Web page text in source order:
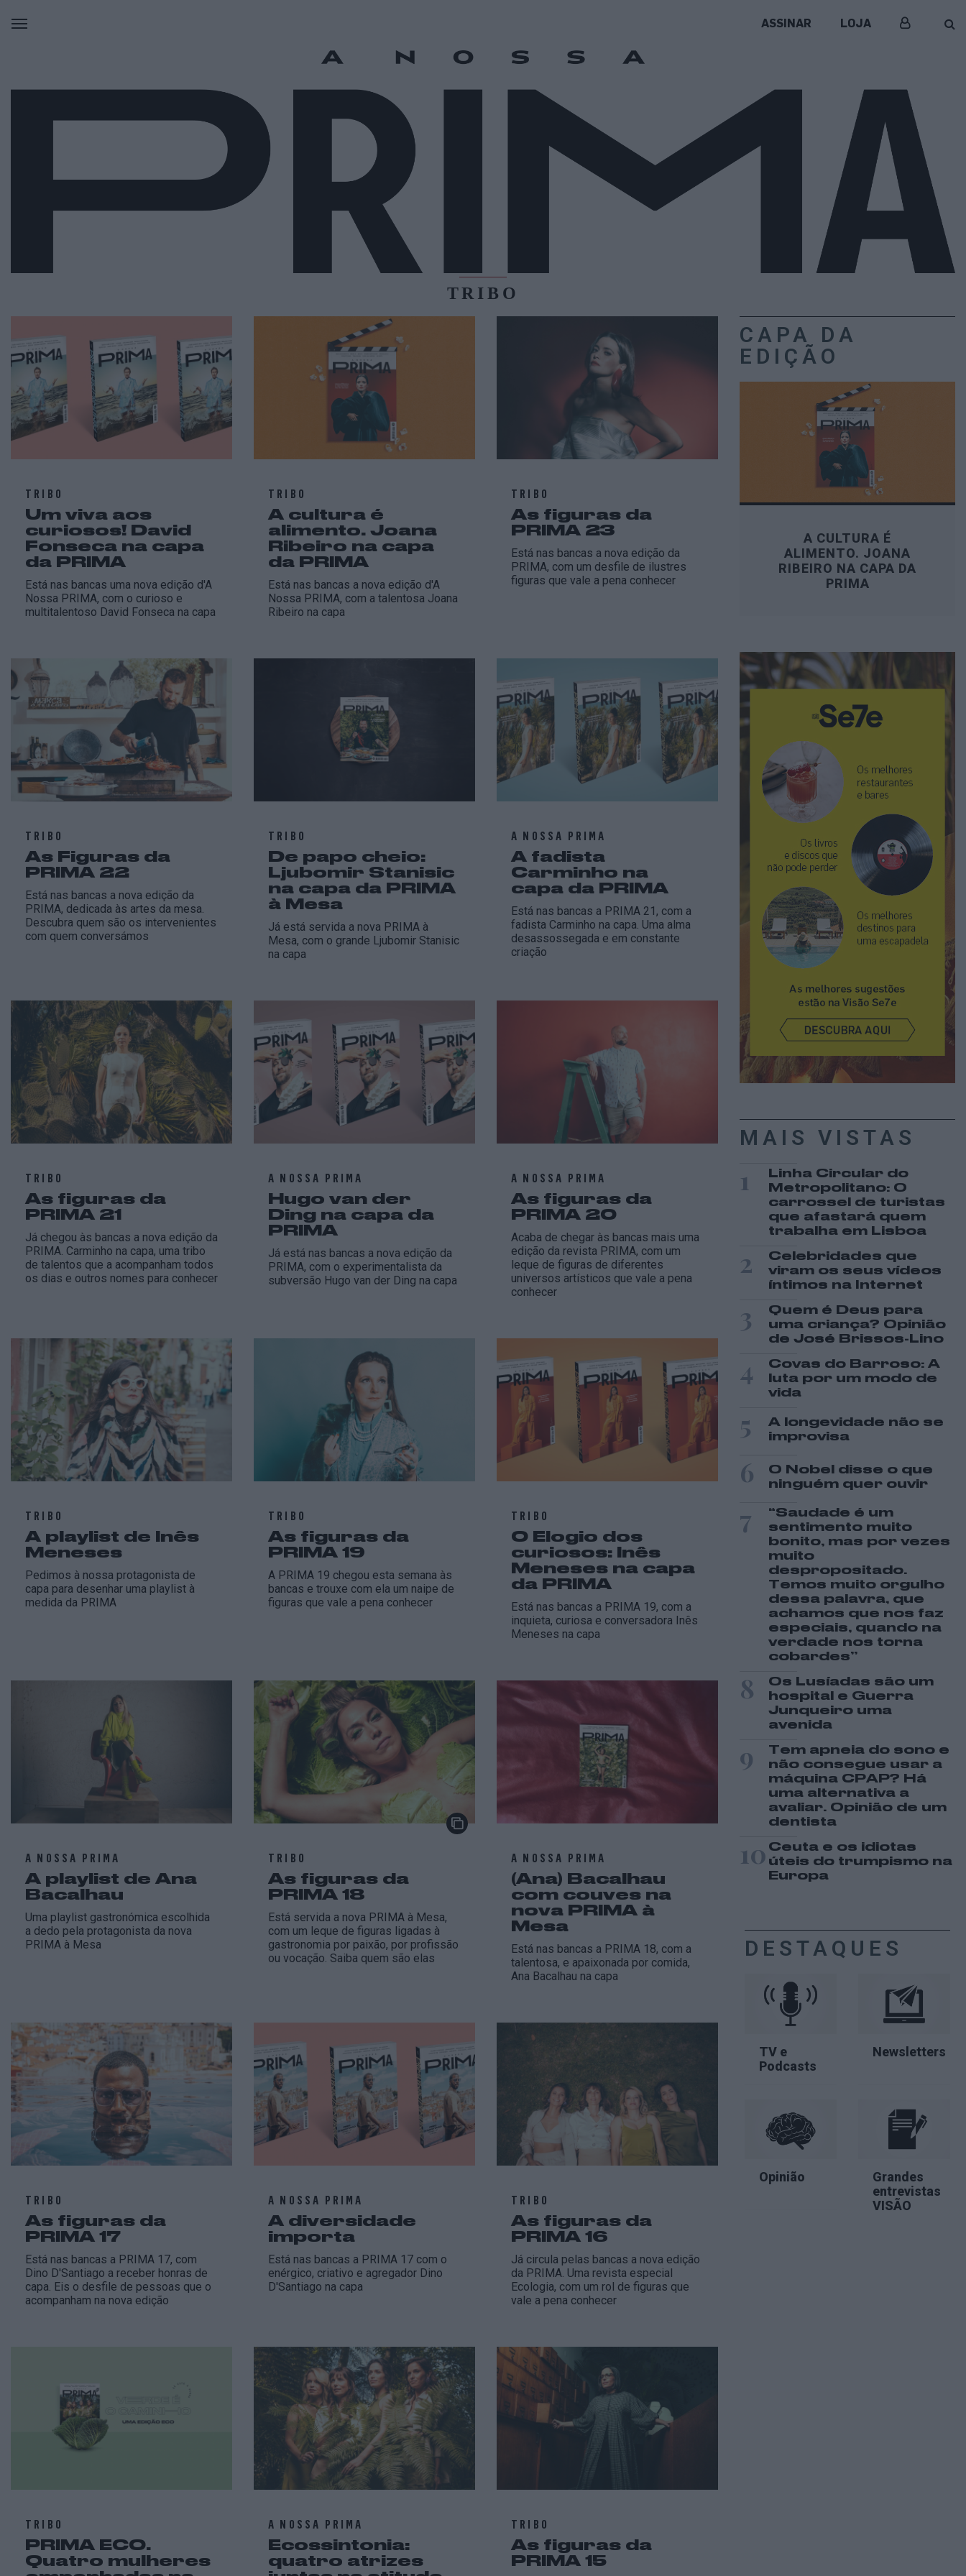
ASSINAR LOJA
TRIBO
TRIBO
Um viva aos
curiosos! David
Fonseca na capa
da PRIMA
Está nas bancas uma nova edição d'A
Nossa PRIMA, com o curioso e
multitalentoso David Fonseca na capa
TRIBO
A cultura é
alimento. Joana
Ribeiro na capa
da PRIMA
Está nas bancas a nova edição d'A
Nossa PRIMA, com a talentosa Joana
Ribeiro na capa
TRIBO
As figuras da
PRIMA 23
Está nas bancas a nova edição da
PRIMA, com um desfile de ilustres
figuras que vale a pena conhecer
TRIBO
As Figuras da
PRIMA 22
Está nas bancas a nova edição da
PRIMA, dedicada às artes da mesa.
Descubra quem são os intervenientes
com quem conversámos
TRIBO
De papo cheio:
Ljubomir Stanisic
na capa da PRIMA
à Mesa
Já está servida a nova PRIMA à
Mesa, com o grande Ljubomir Stanisic
na capa
A NOSSA PRIMA
A fadista
Carminho na
capa da PRIMA
Está nas bancas a PRIMA 21, com a
fadista Carminho na capa. Uma alma
desassossegada e em constante
criação
TRIBO
As figuras da
PRIMA 21
Já chegou às bancas a nova edição da
PRIMA. Carminho na capa, uma tribo
de talentos que a acompanham todos
os dias e outros nomes para conhecer
A NOSSA PRIMA
Hugo van der
Ding na capa da
PRIMA
Já está nas bancas a nova edição da
PRIMA, com o experimentalista da
subversão Hugo van der Ding na capa
A NOSSA PRIMA
As figuras da
PRIMA 20
Acaba de chegar às bancas mais uma
edição da revista PRIMA, com um
leque de figuras de diferentes
universos artísticos que vale a pena
conhecer
TRIBO
A playlist de Inês
Meneses
Pedimos à nossa protagonista de
capa para desenhar uma playlist à
medida da PRIMA
TRIBO
As figuras da
PRIMA 19
A PRIMA 19 chegou esta semana às
bancas e trouxe com ela um naipe de
figuras que vale a pena conhecer
TRIBO
O Elogio dos
curiosos: Inês
Meneses na capa
da PRIMA
Está nas bancas a PRIMA 19, com a
inquieta, curiosa e conversadora Inês
Meneses na capa
A NOSSA PRIMA
A playlist de Ana
Bacalhau
Uma playlist gastronómica escolhida
a dedo pela protagonista da nova
PRIMA à Mesa
TRIBO
As figuras da
PRIMA 18
Está servida a nova PRIMA à Mesa,
com um leque de figuras ligadas à
gastronomia por paixão, por profissão
ou vocação. Saiba quem são elas
A NOSSA PRIMA
(Ana) Bacalhau
com couves na
nova PRIMA à
Mesa
Está nas bancas a PRIMA 18, com a
talentosa, e apaixonada por comida,
Ana Bacalhau na capa
TRIBO
As figuras da
PRIMA 17
Está nas bancas a PRIMA 17, com
Dino D'Santiago a receber honras de
capa. Eis o desfile de pessoas que o
acompanham na nova edição
A NOSSA PRIMA
A diversidade
importa
Está nas bancas a PRIMA 17 com o
enérgico, criativo e agregador Dino
D'Santiago na capa
TRIBO
As figuras da
PRIMA 16
Já circula pelas bancas a nova edição
da PRIMA. Uma revista especial
Ecologia, com um rol de figuras que
vale a pena conhecer
TRIBO
PRIMA ECO.
Quatro mulheres
A NOSSA PRIMA
Ecossintonia:
quatro atrizes
TRIBO
As figuras da
PRIMA 15
CAPA DA
EDIÇÃO
A CULTURA É
ALIMENTO. JOANA
RIBEIRO NA CAPA DA
PRIMA
MAIS VISTAS
1
Linha Circular do
Metropolitano: O
carrossel de turistas
que afastará quem
trabalha em Lisboa
2
Celebridades que
viram os seus vídeos
íntimos na Internet
3
Quem é Deus para
uma criança? Opinião
de José Brissos-Lino
4
Covas do Barroso: A
luta por um modo de
vida
5
A longevidade não se
improvisa
6
O Nobel disse o que
ninguém quer ouvir
7
“Saudade é um
sentimento muito
bonito, mas por vezes
muito
despropositado.
Temos muito orgulho
dessa palavra, que
achamos que nos faz
especiais, quando na
verdade nos torna
cobardes’’
8
Os Lusíadas são um
hospital e Guerra
Junqueiro uma
avenida
9
Tem apneia do sono e
não consegue usar a
máquina CPAP? Há
uma alternativa a
avaliar. Opinião de um
dentista
10 Ceuta e os idiotas
úteis do trumpismo na
Europa
DESTAQUES
TV e
Podcasts
Newsletters
Opinião
Grandes
entrevistas
VISÃO